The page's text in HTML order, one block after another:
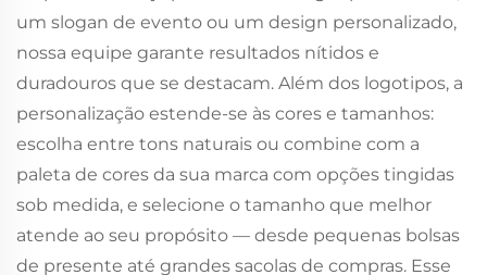
um slogan de evento ou um design personalizado,
nossa equipe garante resultados nítidos e
duradouros que se destacam. Além dos logotipos, a
personalização estende-se às cores e tamanhos:
escolha entre tons naturais ou combine com a
paleta de cores da sua marca com opções tingidas
sob medida, e selecione o tamanho que melhor
atende ao seu propósito — desde pequenas bolsas
de presente até grandes sacolas de compras. Esse